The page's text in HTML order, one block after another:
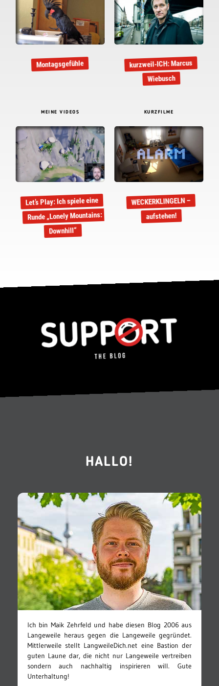
Montagsgefühle kurzweil-ICH: Marcus
Wiebusch
MEINE VIDEOS
Let’s Play: Ich spiele eine
Runde „Lonely Mountains:
Downhill“
KURZFILME
WECKERKLINGELN –
aufstehen!
HALLO!
Ich bin Maik Zehrfeld und habe diesen Blog 2006 aus
Langeweile heraus gegen die Langeweile gegründet.
Mittlerweile stellt LangweileDich.net eine Bastion der
guten Laune dar, die nicht nur Langeweile vertreiben
sondern auch nachhaltig inspirieren will. Gute
Unterhaltung!